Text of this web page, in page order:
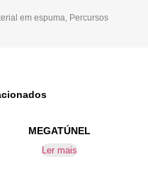
em espuma, Percursos
MEGATÚNEL
Ler mais